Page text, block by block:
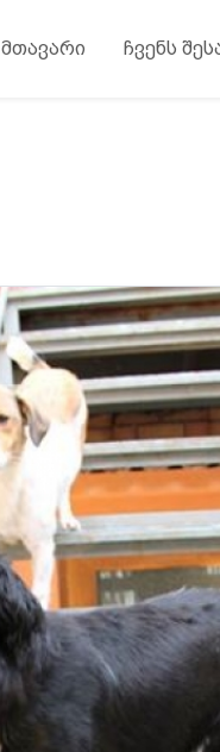
მთავარი ჩვენს